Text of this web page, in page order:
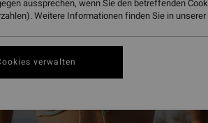
aussprechen, wenn Sie den betreffenden
Weitere Informationen finden Sie in unserer
verwalten